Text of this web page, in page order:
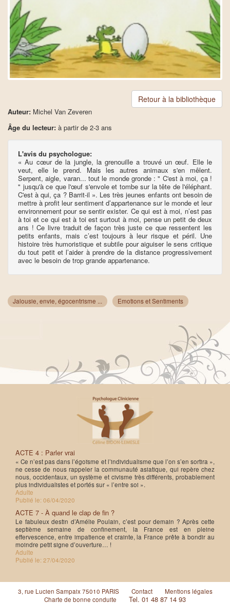
Retour à la bibliothèque
Auteur: Michel Van Zeveren
Âge du lecteur: à partir de 2-3 ans
L'avis du psychologue:
« Au cœur de la jungle, la grenouille a trouvé un œuf. Elle le
veut, elle le prend. Mais les autres animaux s'en mêlent.
Serpent, aigle, varan... tout le monde gronde : " C'est à moi, ça !
" jusqu'à ce que l'œuf s'envole et tombe sur la tête de l'éléphant.
C'est à qui, ça ? Barrit-il ». Les très jeunes enfants ont besoin de
mettre à profit leur sentiment d’appartenance sur le monde et leur
environnement pour se sentir exister. Ce qui est à moi, n’est pas
à toi et ce qui est à toi est surtout à moi, pense un petit de deux
ans ! Ce livre traduit de façon très juste ce que ressentent les
petits enfants, mais c’est toujours à leur risque et péril. Une
histoire très humoristique et subtile pour aiguiser le sens critique
du tout petit et l’aider à prendre de la distance progressivement
avec le besoin de trop grande appartenance.
Jalousie, envie, égocentrisme ... Emotions et Sentiments
ACTE 4 : Parler vrai
« Ce n’est pas dans l’égoïsme et l’individualisme que l’on s’en sortira »,
ne cesse de nous rappeler la communauté asiatique, qui repère chez
nous, occidentaux, un système et civisme très différents, probablement
plus individualistes et portés sur « l’entre soi ».
Adulte
Publié le: 06/04/2020
ACTE 7 - À quand le clap de fin ?
Le fabuleux destin d’Amélie Poulain, c’est pour demain ? Après cette
septième semaine de confinement, la France est en pleine
effervescence, entre impatience et crainte, la France prête à bondir au
moindre petit signe d’ouverture… !
Adulte
Publié le: 27/04/2020
3, rue Lucien Sampaix 75010 PARIS Contact
Mentions légales
Charte de bonne conduite
Tel. 01 48 87 14 93